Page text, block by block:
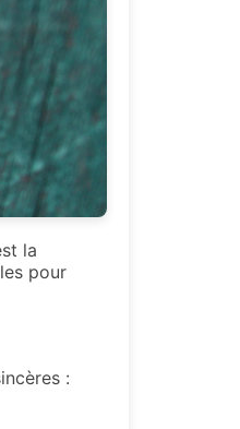
la
pour
: